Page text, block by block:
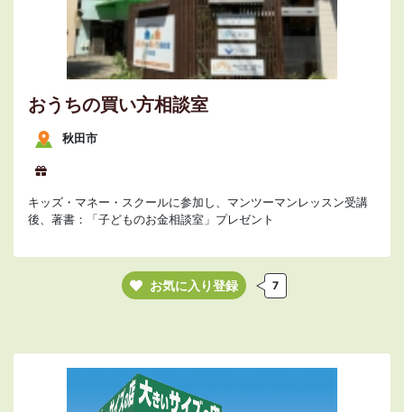
おうちの買い方相談室
秋田市
キッズ・マネー・スクールに参加し、マンツーマンレッスン受講
後、著書：「子どものお金相談室」プレゼント
お気に入り登録 7